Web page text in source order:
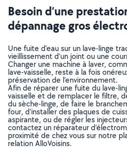
Besoin d’une
dépannage gros
Une fuite d’eau sur un lave-linge
vieillissement d’un joint ou une
Changer une machine à laver,
lave-vaisselle, reste à la fois
préservation de l’environnement.
Afin de réparer une fuite du lave-
vaisselle et de remplacer le filtre,
du sèche-linge, de faire le
four, d’installer des plaques de
aspirante, ou de régler les
contactez un réparateur
proximité de chez vous sur notre
relation AlloVoisins.